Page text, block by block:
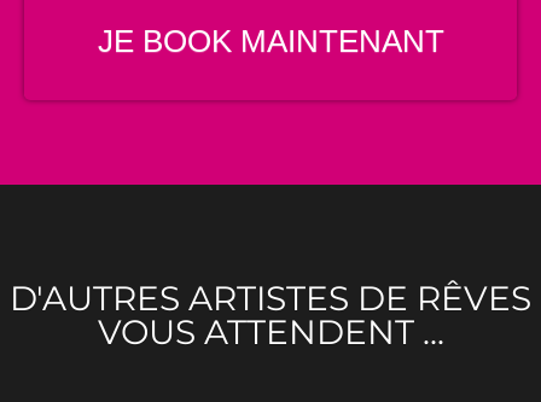
JE BOOK MAINTENANT
D'AUTRES ARTISTES DE RÊVES
VOUS ATTENDENT ...